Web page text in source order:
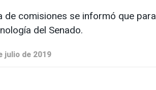
de comisiones se informó que
del Senado.
julio de 2019